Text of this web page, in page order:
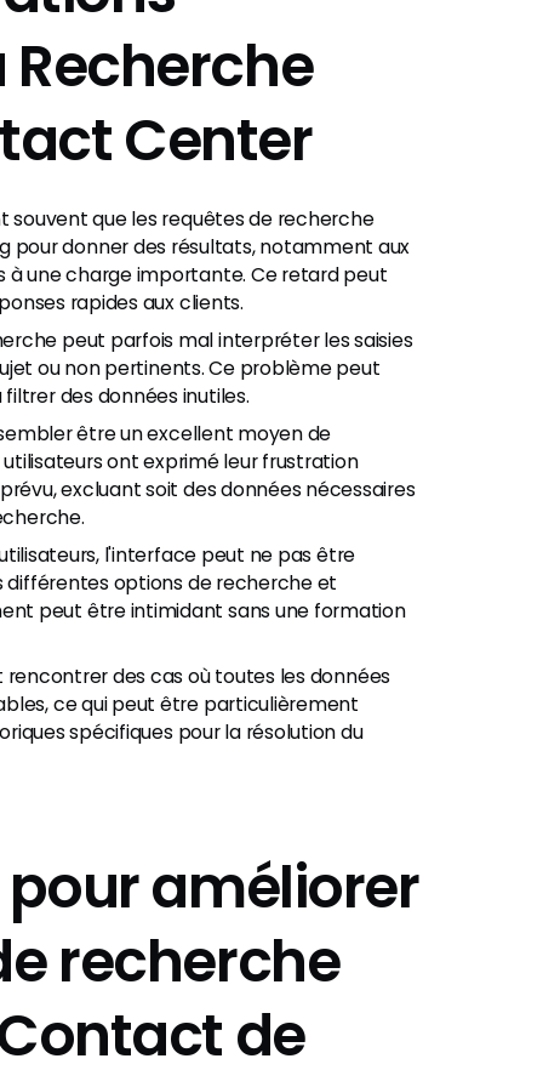
Center
souvent que les requêtes de recherche
donner des résultats, notamment aux
à une charge importante. Ce retard peut
rapides aux clients.
peut parfois mal interpréter les saisies
ou non pertinents. Ce problème peut
des données inutiles.
être un excellent moyen de
ont exprimé leur frustration
excluant soit des données nécessaires
l'interface peut ne pas être
différentes options de recherche et
peut être intimidant sans une formation
des cas où toutes les données
ce qui peut être particulièrement
spécifiques pour la résolution du
améliorer
recherche
de